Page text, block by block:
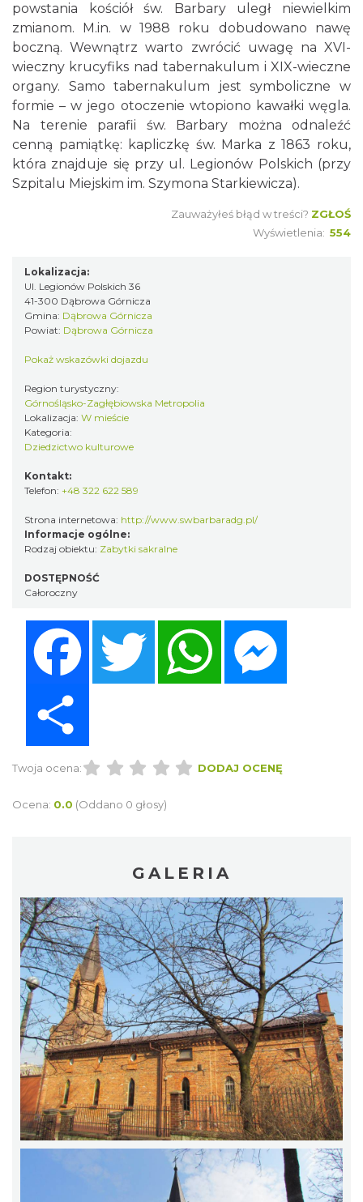
powstania kościół św. Barbary uległ niewielkim
zmianom. M.in. w 1988 roku dobudowano nawę
boczną. Wewnątrz warto zwrócić uwagę na XVI-
wieczny krucyfiks nad tabernakulum i XIX-wieczne
organy. Samo tabernakulum jest symboliczne w
formie – w jego otoczenie wtopiono kawałki węgla.
Na terenie parafii św. Barbary można odnaleźć
cenną pamiątkę: kapliczkę św. Marka z 1863 roku,
która znajduje się przy ul. Legionów Polskich (przy
Szpitalu Miejskim im. Szymona Starkiewicza).
Zauważyłeś błąd w treści? ZGŁOŚ
Wyświetlenia: 554
Lokalizacja:
Ul. Legionów Polskich 36
41-300 Dąbrowa Górnicza
Gmina: Dąbrowa Górnicza
Powiat: Dąbrowa Górnicza
Pokaż wskazówki dojazdu
Region turystyczny:
Górnośląsko-Zagłębiowska Metropolia
Lokalizacja: W mieście
Kategoria:
Dziedzictwo kulturowe
Kontakt:
Telefon: +48 322 622 589
Strona internetowa: http://www.swbarbaradg.pl/
Informacje ogólne:
Rodzaj obiektu: Zabytki sakralne
DOSTĘPNOŚĆ
Całoroczny
Twitter WhatsApp
Twoja ocena: DODAJ OCENĘ
Ocena: 0.0 (Oddano 0 głosy)
GALERIA